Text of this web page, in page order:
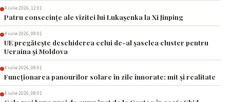
4 iulie 2026, 12:01
Patru consecințe ale vizitei lui Lukașenka la Xi Jinping
4 iulie 2026, 08:01
UE pregătește deschiderea celui de-al șaselea cluster pentru
Ucraina și Moldova
4 iulie 2026, 08:01
Funcționarea panourilor solare în zile înnorate: mit și realitate
4 iulie 2026, 08:01